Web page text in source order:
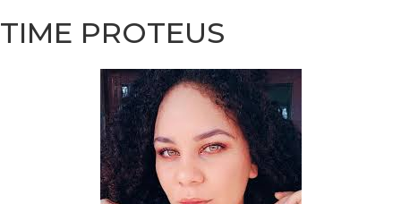
TIME PROTEUS